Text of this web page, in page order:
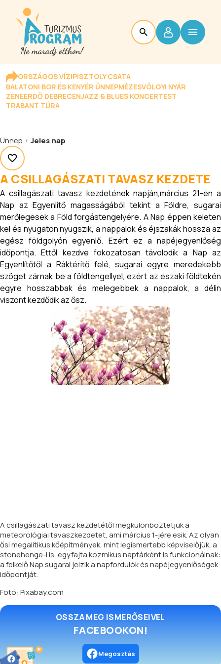
ORSZÁGOS VÍZIPISZTOLY CSATA
BALATONI BOR ÉS KENYÉR ÜNNEPMÉZESVÖLGYI NYÁR
ZENEERDŐ DEBRECENJAZZ & BLUES KONCERTEST
TRABANT TÚRA
Ünnep Jeles nap
A CSILLAGÁSZATI TAVASZ KEZDETE
A csillagászati tavasz kezdetének napján,március 21-én a
Nap az Egyenlítő magasságából tekint a Földre, sugarai
merőlegesek a Föld forgástengelyére. A Nap éppen keleten
kel és nyugaton nyugszik, a nappalok és éjszakák hossza az
egész földgolyón egyenlő. Ezért ez a napéjegyenlőség
időpontja. Ettől kezdve fokozatosan távolodik a Nap az
Egyenlítőtől a Ráktérítő felé, sugarai egyre meredekebb
szöget zárnak be a földtengellyel, ezért az északi földtekén
egyre hosszabbak és melegebbek a nappalok, a délin
viszont kezdődik az ősz.
A csillagászati tavasz kezdetétől megkülönböztetjük a
meteorológiai tavaszkezdetet, ami március 1-jére esik. Az olyan
ősi megalitikus kőépítmények, mint legismertebb képviselőjük, a
stonehenge-i is, egyfajta kozmikus naptárként is funkcionálnak:
a felkelő Nap sugarai jelzik a napfordulók és napéjegyenlőségek
időpontját.
Fotó: Pixabay.com
OSSZA MEG ISMERŐSEIVEL
FACEBOOKON!
Megosztás